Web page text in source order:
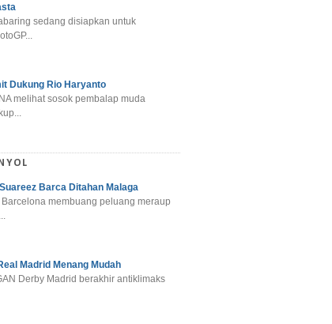
sedang disiapkan untuk
Dukung Rio Haryanto
melihat sosok pembalap muda
Suareez Barca Ditahan Malaga
membuang peluang meraup
Madrid Menang Mudah
Derby Madrid berakhir antiklimaks